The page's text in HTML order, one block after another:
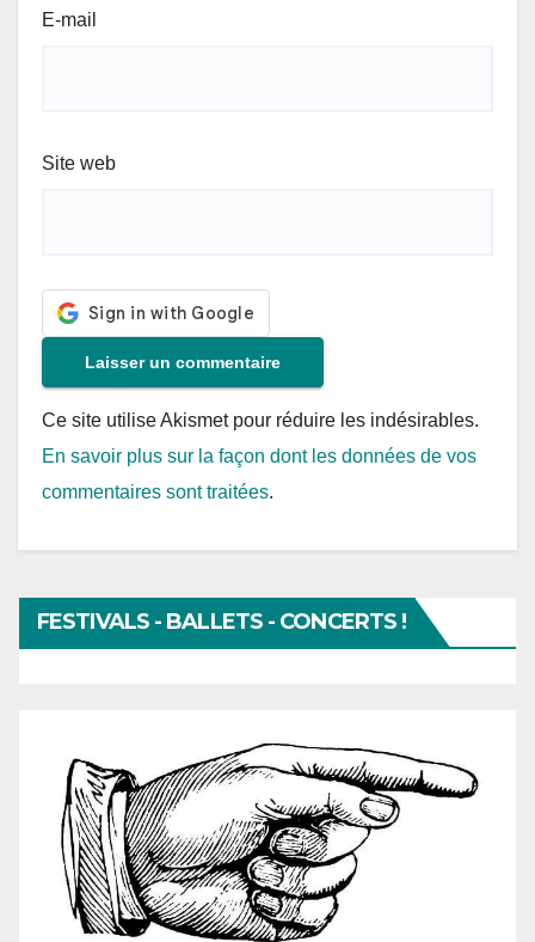
E-mail
Site web
Ce site utilise Akismet pour réduire les indésirables.
En savoir plus sur la façon dont les données de vos
commentaires sont traitées.
FESTIVALS - BALLETS - CONCERTS !